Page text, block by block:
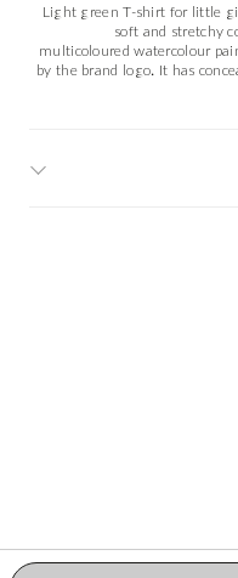
Light green T-shirt for little
soft and stretchy
multicoloured watercolour
by the brand logo. It has